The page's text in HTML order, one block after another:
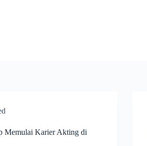
Memulai Karier Akting di